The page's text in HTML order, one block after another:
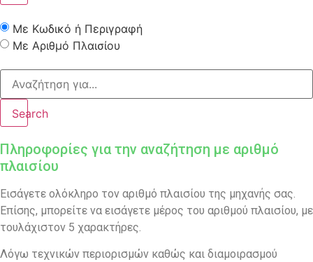
Με Κωδικό ή Περιγραφή
Με Αριθμό Πλαισίου
Search
Πληροφορίες για την αναζήτηση με αριθμό
πλαισίου
Εισάγετε ολόκληρο τον αριθμό πλαισίου της μηχανής σας.
Επίσης, μπορείτε να εισάγετε μέρος του αριθμού πλαισίου, με
τουλάχιστον 5 χαρακτήρες.
Λόγω τεχνικών περιορισμών καθώς και διαμοιρασμού